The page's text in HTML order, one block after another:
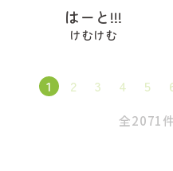
はーと!!!
けむけむ
1 2 3 4 5
全2071